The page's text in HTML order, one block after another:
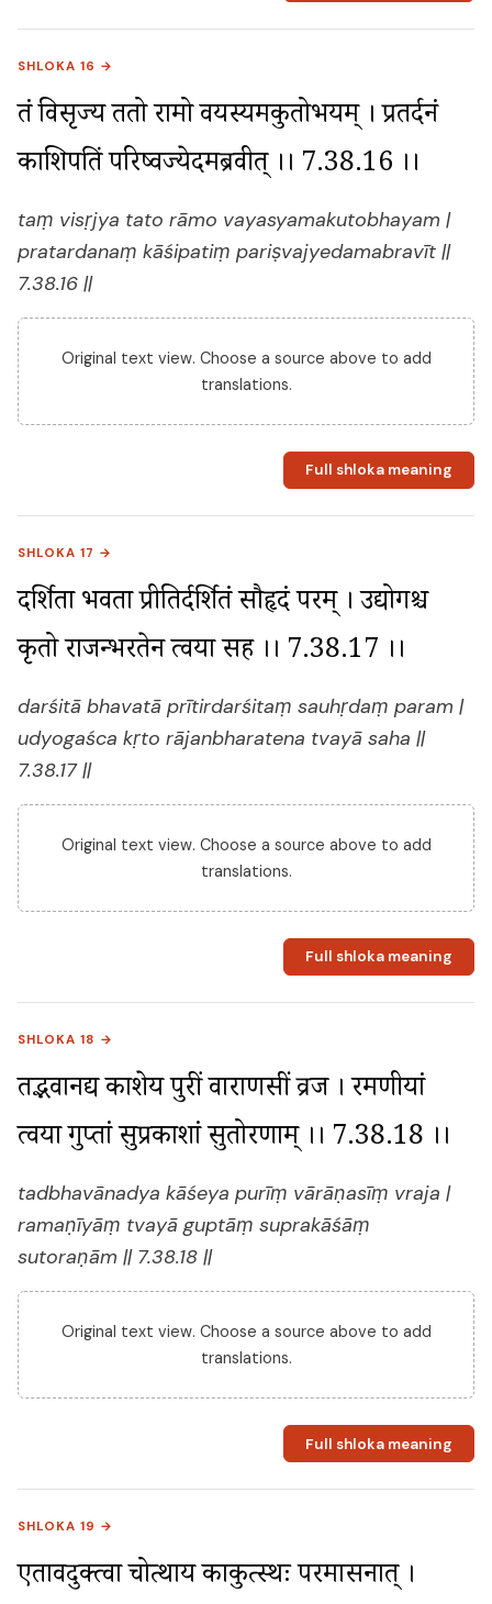
SHLOKA 16 →
तं विसृज्य ततो रामो वयस्यमकुतोभयम् । प्रतर्दनं
काशिपतिं परिष्वज्येदमब्रवीत् ।। 7.38.16 ।।
taṃ visṛjya tato rāmo vayasyamakutobhayam |
pratardanaṃ kāśipatiṃ pariṣvajyedamabravīt ||
7.38.16 ||
Original text view. Choose a source above to add
translations.
Full shloka meaning
SHLOKA 17 →
दर्शिता भवता प्रीतिर्दर्शितं सौहृदं परम् । उद्योगश्च
कृतो राजन्भरतेन त्वया सह ।। 7.38.17 ।।
darśitā bhavatā prītirdarśitaṃ sauhṛdaṃ param |
udyogaśca kṛto rājanbharatena tvayā saha ||
7.38.17 ||
Original text view. Choose a source above to add
translations.
Full shloka meaning
SHLOKA 18 →
तद्भवानद्य काशेय पुरीं वाराणसीं व्रज । रमणीयां
त्वया गुप्तां सुप्रकाशां सुतोरणाम् ।। 7.38.18 ।।
tadbhavānadya kāśeya purīṃ vārāṇasīṃ vraja |
ramaṇīyāṃ tvayā guptāṃ suprakāśāṃ
sutoraṇām || 7.38.18 ||
Original text view. Choose a source above to add
translations.
Full shloka meaning
SHLOKA 19 →
एतावदुक्त्वा चोत्थाय काकुत्स्थः परमासनात् ।